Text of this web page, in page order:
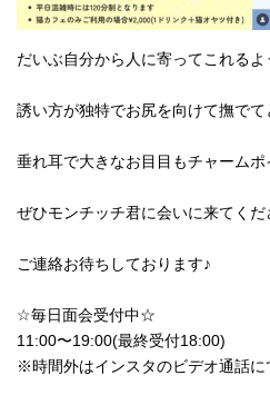
だいぶ自分から人に寄ってこれる
誘い方が独特でお尻を向けて撫でて
垂れ耳で大きなお目目もチャームポ
ぜひモンチッチ君に会いに来てくだ
ご連絡お待ちしております♪
☆毎日面会受付中☆
11:00〜19:00(最終受付18:00)
※時間外はインスタのビデオ通話に